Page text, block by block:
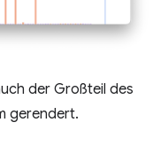
der Großteil des
gerendert.